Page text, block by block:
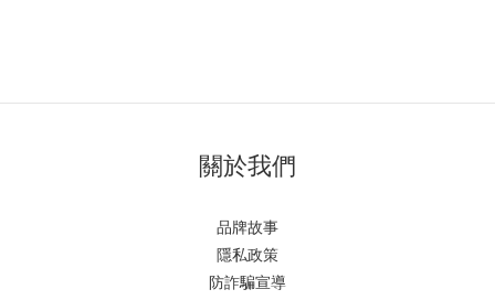
關於我們
品牌故事
隱私政策
防詐騙宣導